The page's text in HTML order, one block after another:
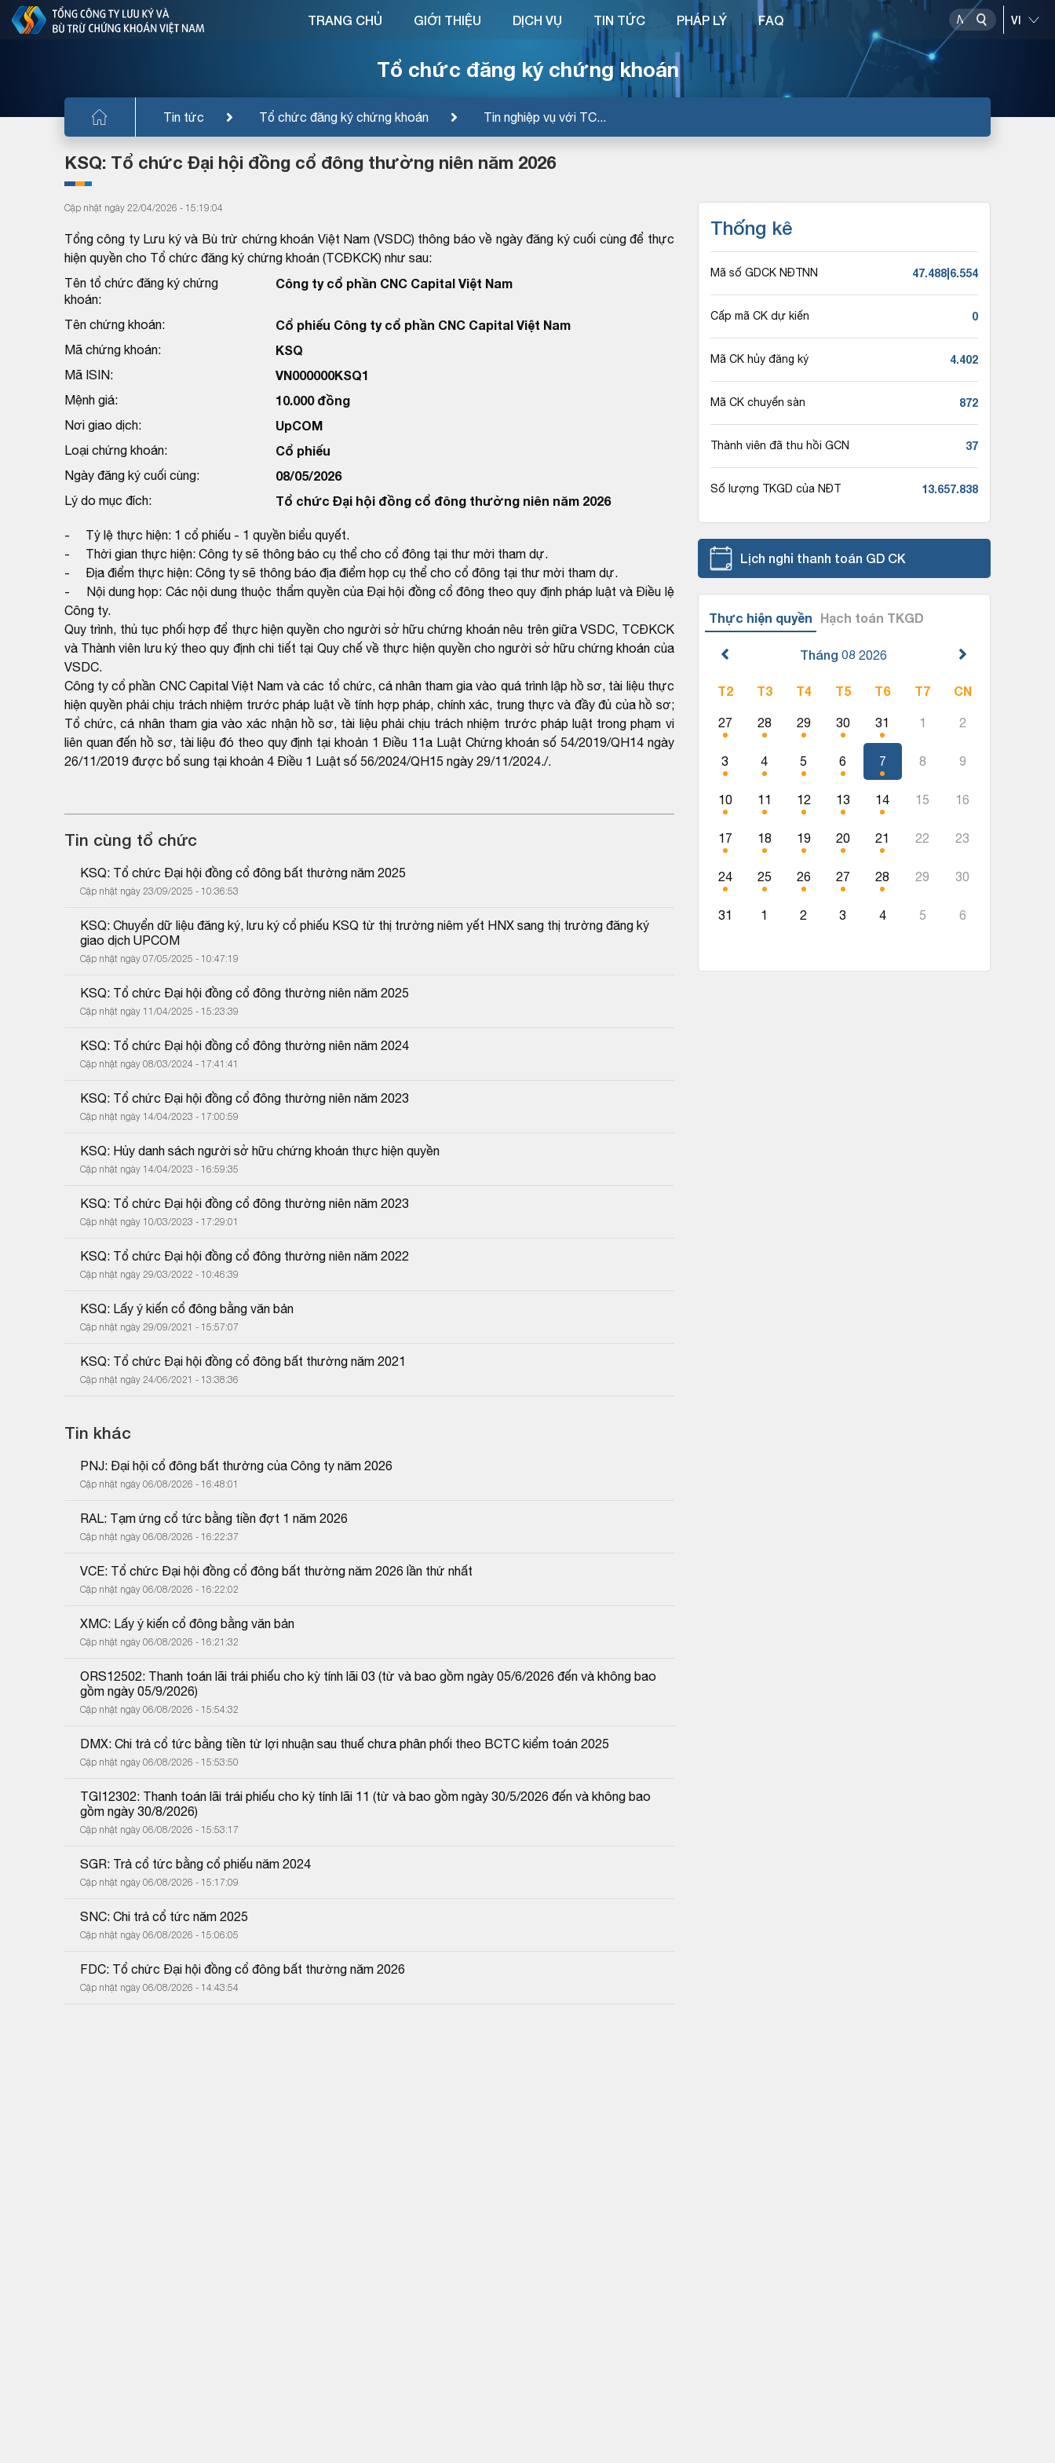
Tổ chức đăng ký chứng khoán
Tin tức Tổ chức đăng ký chứng khoán Tin nghiệp vụ với TC...
TRANG CHỦ GIỚI THIỆU DỊCH VỤ TIN TỨC PHÁP LÝ FAQ
KSQ: Tổ chức Đại hội đồng cổ đông thường niên năm 2026
Cập nhật ngày 22/04/2026 - 15:19:04
Tổng công ty Lưu ký và Bù trừ chứng khoán Việt Nam (VSDC) thông báo về ngày đăng ký cuối cùng để thực
hiện quyền cho Tổ chức đăng ký chứng khoán (TCĐKCK) như sau:
Tên tổ chức đăng ký chứng
khoán:
Công ty cổ phần CNC Capital Việt Nam
Tên chứng khoán: Cổ phiếu Công ty cổ phần CNC Capital Việt Nam
Mã chứng khoán: KSQ
Mã ISIN: VN000000KSQ1
Mệnh giá: 10.000 đồng
Nơi giao dịch: UpCOM
Loại chứng khoán: Cổ phiếu
Ngày đăng ký cuối cùng: 08/05/2026
Lý do mục đích: Tổ chức Đại hội đồng cổ đông thường niên năm 2026
- Tỷ lệ thực hiện: 1 cổ phiếu - 1 quyền biểu quyết.
- Thời gian thực hiện: Công ty sẽ thông báo cụ thể cho cổ đông tại thư mời tham dự.
- Địa điểm thực hiện: Công ty sẽ thông báo địa điểm họp cụ thể cho cổ đông tại thư mời tham dự.
- Nội dung họp: Các nội dung thuộc thẩm quyền của Đại hội đồng cổ đông theo quy định pháp luật và Điều lệ
Công ty.
Quy trình, thủ tục phối hợp để thực hiện quyền cho người sở hữu chứng khoán nêu trên giữa VSDC, TCĐKCK
và Thành viên lưu ký theo quy định chi tiết tại Quy chế về thực hiện quyền cho người sở hữu chứng khoán của
VSDC.
Công ty cổ phần CNC Capital Việt Nam và các tổ chức, cá nhân tham gia vào quá trình lập hồ sơ, tài liệu thực
hiện quyền phải chịu trách nhiệm trước pháp luật về tính hợp pháp, chính xác, trung thực và đầy đủ của hồ sơ;
Tổ chức, cá nhân tham gia vào xác nhận hồ sơ, tài liệu phải chịu trách nhiệm trước pháp luật trong phạm vi
liên quan đến hồ sơ, tài liệu đó theo quy định tại khoản 1 Điều 11a Luật Chứng khoán số 54/2019/QH14 ngày
26/11/2019 được bổ sung tại khoản 4 Điều 1 Luật số 56/2024/QH15 ngày 29/11/2024./.
Tin cùng tổ chức
KSQ: Tổ chức Đại hội đồng cổ đông bất thường năm 2025
Cập nhật ngày 23/09/2025 - 10:36:53
KSQ: Chuyển dữ liệu đăng ký, lưu ký cổ phiếu KSQ từ thị trường niêm yết HNX sang thị trường đăng ký
giao dịch UPCOM
Cập nhật ngày 07/05/2025 - 10:47:19
KSQ: Tổ chức Đại hội đồng cổ đông thường niên năm 2025
Cập nhật ngày 11/04/2025 - 15:23:39
KSQ: Tổ chức Đại hội đồng cổ đông thường niên năm 2024
Cập nhật ngày 08/03/2024 - 17:41:41
KSQ: Tổ chức Đại hội đồng cổ đông thường niên năm 2023
Cập nhật ngày 14/04/2023 - 17:00:59
KSQ: Hủy danh sách người sở hữu chứng khoán thực hiện quyền
Cập nhật ngày 14/04/2023 - 16:59:35
KSQ: Tổ chức Đại hội đồng cổ đông thường niên năm 2023
Cập nhật ngày 10/03/2023 - 17:29:01
KSQ: Tổ chức Đại hội đồng cổ đông thường niên năm 2022
Cập nhật ngày 29/03/2022 - 10:46:39
KSQ: Lấy ý kiến cổ đông bằng văn bản
Cập nhật ngày 29/09/2021 - 15:57:07
KSQ: Tổ chức Đại hội đồng cổ đông bất thường năm 2021
Cập nhật ngày 24/06/2021 - 13:38:36
Tin khác
PNJ: Đại hội cổ đông bất thường của Công ty năm 2026
Cập nhật ngày 06/08/2026 - 16:48:01
RAL: Tạm ứng cổ tức bằng tiền đợt 1 năm 2026
Cập nhật ngày 06/08/2026 - 16:22:37
VCE: Tổ chức Đại hội đồng cổ đông bất thường năm 2026 lần thứ nhất
Cập nhật ngày 06/08/2026 - 16:22:02
XMC: Lấy ý kiến cổ đông bằng văn bản
Cập nhật ngày 06/08/2026 - 16:21:32
ORS12502: Thanh toán lãi trái phiếu cho kỳ tính lãi 03 (từ và bao gồm ngày 05/6/2026 đến và không bao
gồm ngày 05/9/2026)
Cập nhật ngày 06/08/2026 - 15:54:32
DMX: Chi trả cổ tức bằng tiền từ lợi nhuận sau thuế chưa phân phối theo BCTC kiểm toán 2025
Cập nhật ngày 06/08/2026 - 15:53:50
TGI12302: Thanh toán lãi trái phiếu cho kỳ tính lãi 11 (từ và bao gồm ngày 30/5/2026 đến và không bao
gồm ngày 30/8/2026)
Cập nhật ngày 06/08/2026 - 15:53:17
SGR: Trả cổ tức bằng cổ phiếu năm 2024
Cập nhật ngày 06/08/2026 - 15:17:09
SNC: Chi trả cổ tức năm 2025
Cập nhật ngày 06/08/2026 - 15:06:05
FDC: Tổ chức Đại hội đồng cổ đông bất thường năm 2026
Cập nhật ngày 06/08/2026 - 14:43:54
Thống kê
Mã số GDCK NĐTNN 47.488|6.554
Cấp mã CK dự kiến 0
Mã CK hủy đăng ký 4.402
Mã CK chuyển sàn 872
Thành viên đã thu hồi GCN 37
Số lượng TKGD của NĐT 13.657.838
Lịch nghỉ thanh toán GD CK
Thực hiện quyền Hạch toán TKGD
Tháng 08 2026
T2 T3 T4 T5 T6 T7 CN
27 28 29 30 31 1 2
3 4 5 6 7 8 9
10 11 12 13 14 15 16
17 18 19 20 21 22 23
24 25 26 27 28 29 30
31 1 2 3 4 5 6